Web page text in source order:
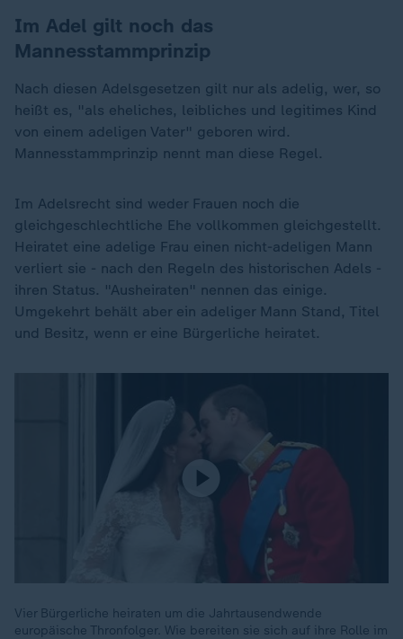
Im Adel gilt noch das
Mannesstammprinzip
Nach diesen Adelsgesetzen gilt nur als adelig, wer, so
heißt es, "als eheliches, leibliches und legitimes Kind
von einem adeligen Vater" geboren wird.
Mannesstammprinzip nennt man diese Regel.
Im Adelsrecht sind weder Frauen noch die
gleichgeschlechtliche Ehe vollkommen gleichgestellt.
Heiratet eine adelige Frau einen nicht-adeligen Mann
verliert sie - nach den Regeln des historischen Adels -
ihren Status. "Ausheiraten" nennen das einige.
Umgekehrt behält aber ein adeliger Mann Stand, Titel
und Besitz, wenn er eine Bürgerliche heiratet.
Vier Bürgerliche heiraten um die Jahrtausendwende
europäische Thronfolger. Wie bereiten sie sich auf ihre Rolle im